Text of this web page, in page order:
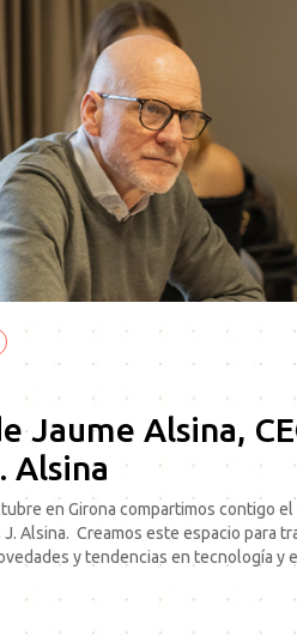
Jaume Alsina,
Alsina
en Girona compartimos contigo
Alsina. Creamos este espacio para
y tendencias en tecnología y